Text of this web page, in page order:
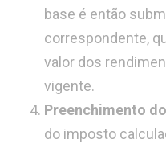
base é então
correspondente,
valor dos
vigente.
Preenchimento
do imposto